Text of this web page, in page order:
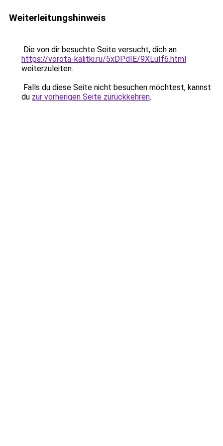
Weiterleitungshinweis
Die von dir besuchte Seite versucht, dich an
https://vorota-kalitki.ru/5xDPdIE/9XLuIf6.html
weiterzuleiten.
Falls du diese Seite nicht besuchen möchtest, kannst
du zur vorherigen Seite zurückkehren.